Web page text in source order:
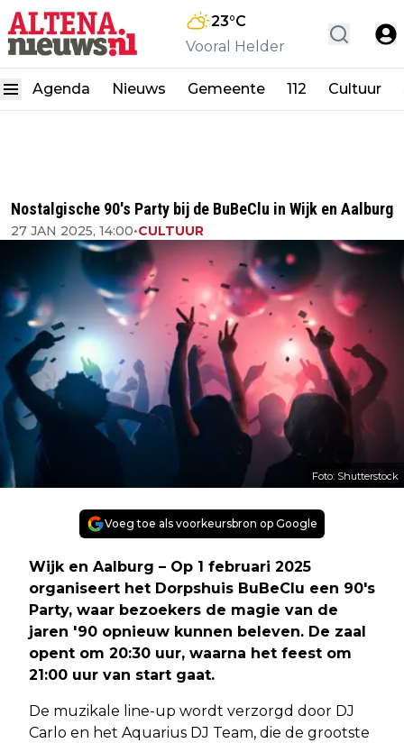
23°C
Vooral Helder
Agenda Nieuws Gemeente 112 Cultuur
Nostalgische 90's Party bij de BuBeClu in Wijk en Aalburg
27 JAN 2025, 14:00•CULTUUR
Foto: Shutterstock
Voeg toe als voorkeursbron op Google
Wijk en Aalburg – Op 1 februari 2025
organiseert het Dorpshuis BuBeClu een 90's
Party, waar bezoekers de magie van de
jaren '90 opnieuw kunnen beleven. De zaal
opent om 20:30 uur, waarna het feest om
21:00 uur van start gaat.
De muzikale line-up wordt verzorgd door DJ
Carlo en het Aquarius DJ Team, die de grootste